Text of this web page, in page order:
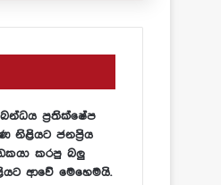
ප්‍රතික්ෂේප
නිළියට ජනප්‍රිය
කරපු බලු
ආවේ මෙහෙමයි.